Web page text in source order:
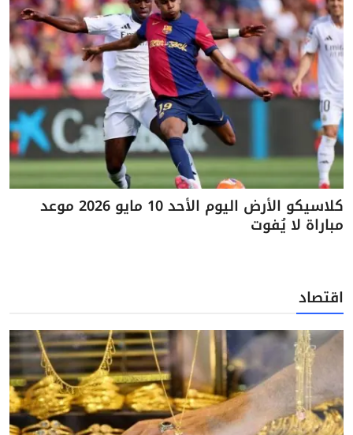
كلاسيكو الأرض اليوم الأحد 10 مايو 2026 موعد
مباراة لا يُفوت
اقتصاد